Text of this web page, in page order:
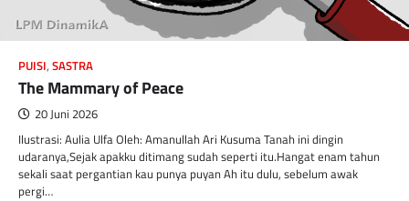
PUISI, SASTRA
The Mammary of Peace
20 Juni 2026
Ilustrasi: Aulia Ulfa Oleh: Amanullah Ari Kusuma Tanah ini dingin
udaranya,Sejak apakku ditimang sudah seperti itu.Hangat enam tahun
sekali saat pergantian kau punya puyan Ah itu dulu, sebelum awak
pergi…